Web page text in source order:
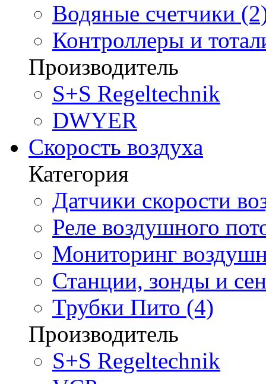
Водяные счетчики
Контроллеры и
Производитель
S+S Regeltechnik
DWYER
Скорость воздуха
Категория
Датчики скорости
Реле воздушного
Мониторинг
Станции, зонды и
Трубки Пито (4)
Производитель
S+S Regeltechnik